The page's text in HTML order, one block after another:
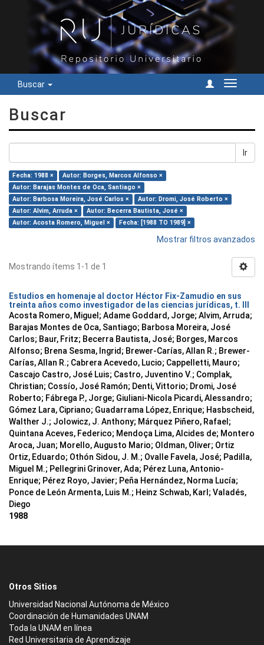
Buscar
Cambiar
Buscar
Ir
Fecha: 1988 ×
Autor: Borges, Marcos Alfonso ×
Autor: Barajas Montes de Oca, Santiago ×
Autor: Barbosa Moreira, José Carlos ×
Autor: Dromi, José Roberto ×
Autor: Alvim, Arruda ×
Autor: Becerra Bautista, José ×
Autor: Acosta Romero, Miguel ×
Fecha: [1988 TO 1989] ×
Mostrar filtros avanzados
Mostrando ítems 1-1 de 1
Estudios en homenaje al doctor Héctor Fix-Zamudio en sus
treinta años como investigador de las ciencias jurídicas, t. III
Acosta Romero, Miguel; Adame Goddard, Jorge; Alvim, Arruda;
Barajas Montes de Oca, Santiago; Barbosa Moreira, José
Carlos; Baur, Fritz; Becerra Bautista, José; Borges, Marcos
Alfonso; Brena Sesma, Ingrid; Brewer-Carías, Allan R.; Brewer-
Carías, Allan R.; Cabrera Acevedo, Lucio; Cappelletti, Mauro;
Cascajo Castro, José Luis; Castro, Juventino V.; Complak,
Christian; Cossío, José Ramón; Denti, Vittorio; Dromi, José
Roberto; Fábrega P., Jorge; Giuliani-Nicola Picardi, Alessandro;
Gómez Lara, Cipriano; Guadarrama López, Enrique; Hasbscheid,
Walther J.; Jolowicz, J. Anthony; Márquez Piñero, Rafael;
Quintana Aceves, Federico; Mendoça Lima, Alcides de; Montero
Aroca, Juan; Morello, Augusto Mario; Oldman, Oliver; Ortiz
Ortiz, Eduardo; Othón Sidou, J. M.; Ovalle Favela, José; Padilla,
Miguel M.; Pellegrini Grinover, Ada; Pérez Luna, Antonio-
Enrique; Pérez Royo, Javier; Peña Hernández, Norma Lucía;
Ponce de León Armenta, Luis M.; Heinz Schwab, Karl; Valadés,
Diego
1988
Otros Sitios
Universidad Nacional Autónoma de México
Coordinación de Humanidades UNAM
Toda la UNAM en línea
Red Universitaria de Aprendizaje